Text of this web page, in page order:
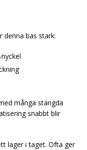
denna bas stark:
många stängda
snabbt blir
lager i taget. Ofta ger